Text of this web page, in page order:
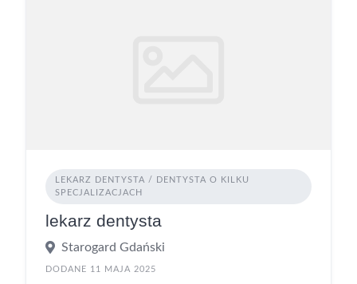
LEKARZ DENTYSTA / DENTYSTA O KILKU
SPECJALIZACJACH
lekarz dentysta
Starogard Gdański
DODANE 11 MAJA 2025